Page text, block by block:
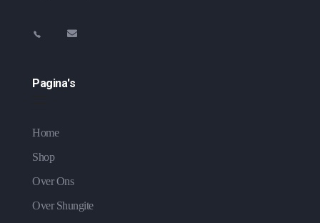
Pagina's
Home
Shop
Over Ons
Over Shungite